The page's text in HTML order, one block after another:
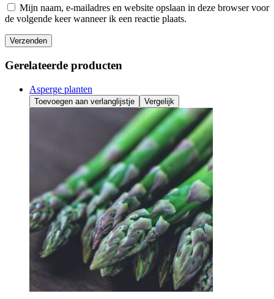
Mijn naam, e-mailadres en website opslaan in deze browser voor
de volgende keer wanneer ik een reactie plaats.
Verzenden
Gerelateerde producten
Asperge planten
Toevoegen aan verlanglijstje Vergelijk